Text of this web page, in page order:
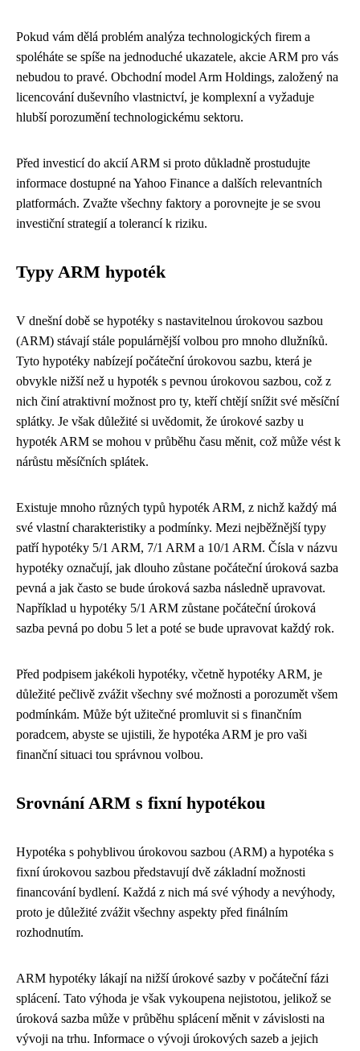
Pokud vám dělá problém analýza technologických firem a
spoléháte se spíše na jednoduché ukazatele, akcie ARM pro vás
nebudou to pravé. Obchodní model Arm Holdings, založený na
licencování duševního vlastnictví, je komplexní a vyžaduje
hlubší porozumění technologickému sektoru.
Před investicí do akcií ARM si proto důkladně prostudujte
informace dostupné na Yahoo Finance a dalších relevantních
platformách. Zvažte všechny faktory a porovnejte je se svou
investiční strategií a tolerancí k riziku.
Typy ARM hypoték
V dnešní době se hypotéky s nastavitelnou úrokovou sazbou
(ARM) stávají stále populárnější volbou pro mnoho dlužníků.
Tyto hypotéky nabízejí počáteční úrokovou sazbu, která je
obvykle nižší než u hypoték s pevnou úrokovou sazbou, což z
nich činí atraktivní možnost pro ty, kteří chtějí snížit své měsíční
splátky. Je však důležité si uvědomit, že úrokové sazby u
hypoték ARM se mohou v průběhu času měnit, což může vést k
nárůstu měsíčních splátek.
Existuje mnoho různých typů hypoték ARM, z nichž každý má
své vlastní charakteristiky a podmínky. Mezi nejběžnější typy
patří hypotéky 5/1 ARM, 7/1 ARM a 10/1 ARM. Čísla v názvu
hypotéky označují, jak dlouho zůstane počáteční úroková sazba
pevná a jak často se bude úroková sazba následně upravovat.
Například u hypotéky 5/1 ARM zůstane počáteční úroková
sazba pevná po dobu 5 let a poté se bude upravovat každý rok.
Před podpisem jakékoli hypotéky, včetně hypotéky ARM, je
důležité pečlivě zvážit všechny své možnosti a porozumět všem
podmínkám. Může být užitečné promluvit si s finančním
poradcem, abyste se ujistili, že hypotéka ARM je pro vaši
finanční situaci tou správnou volbou.
Srovnání ARM s fixní hypotékou
Hypotéka s pohyblivou úrokovou sazbou (ARM) a hypotéka s
fixní úrokovou sazbou představují dvě základní možnosti
financování bydlení. Každá z nich má své výhody a nevýhody,
proto je důležité zvážit všechny aspekty před finálním
rozhodnutím.
ARM hypotéky lákají na nižší úrokové sazby v počáteční fázi
splácení. Tato výhoda je však vykoupena nejistotou, jelikož se
úroková sazba může v průběhu splácení měnit v závislosti na
vývoji na trhu. Informace o vývoji úrokových sazeb a jejich